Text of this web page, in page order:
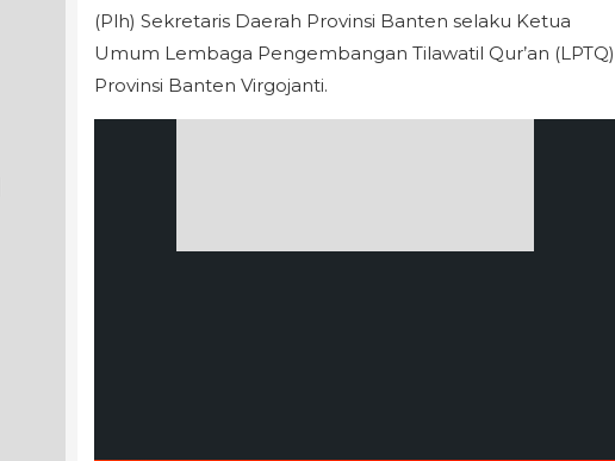
(Plh) Sekretaris Daerah Provinsi Banten selaku Ketua
Umum Lembaga Pengembangan Tilawatil Qur’an (LPTQ)
Provinsi Banten Virgojanti.